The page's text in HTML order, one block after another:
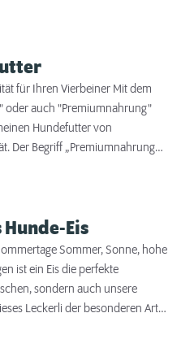
kaltgepresstes Hundefutter
für Ihren Vierbeiner Mit dem
oder auch "Premiumnahrung"
Hundefutter von
Der Begriff „Premiumnahrung“
Nutzung, gesetzlich nicht
Hunde-Eis
Sommer, Sonne, hohe
ist ein Eis die perfekte
sondern auch unsere
Leckerli der besonderen Art.
viel zu süß und nicht